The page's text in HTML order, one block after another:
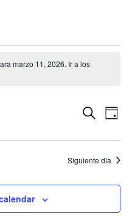
marzo 11, 2026. Ir a los
Vistas
Eventos
Buscar
DE
Día
Siguiente día